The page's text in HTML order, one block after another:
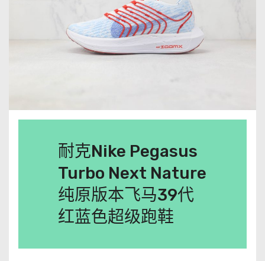
耐克Nike Pegasus
Turbo Next Nature
纯原版本飞马39代
红蓝色超级跑鞋